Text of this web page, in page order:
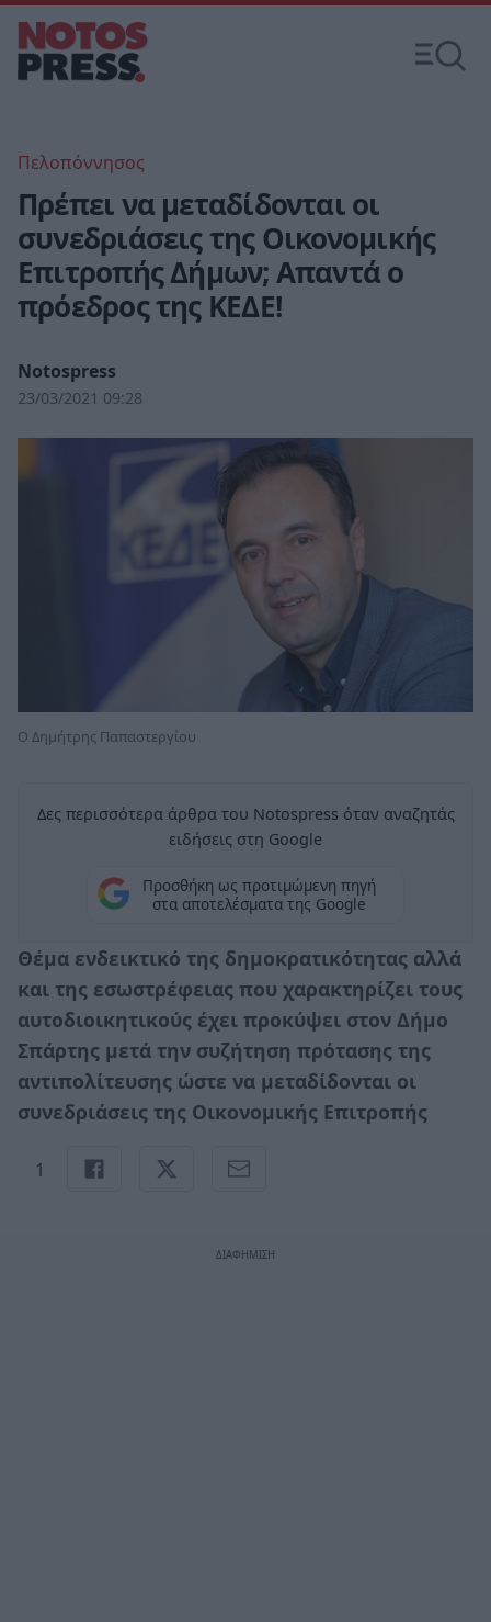
Πελοπόννησος
Πρέπει να μεταδίδονται οι
συνεδριάσεις της Οικονομικής
Επιτροπής Δήμων; Απαντά ο
πρόεδρος της ΚΕΔΕ!
Notospress
23/03/2021 09:28
Ο Δημήτρης Παπαστεργίου
Δες περισσότερα άρθρα του Notospress όταν αναζητάς
ειδήσεις στη Google
Προσθήκη ως προτιμώμενη πηγή
στα αποτελέσματα της Google
Θέμα ενδεικτικό της δημοκρατικότητας αλλά
και της εσωστρέφειας που χαρακτηρίζει τους
αυτοδιοικητικούς έχει προκύψει στον Δήμο
Σπάρτης μετά την συζήτηση πρότασης της
αντιπολίτευσης ώστε να μεταδίδονται οι
συνεδριάσεις της Οικονομικής Επιτροπής
1